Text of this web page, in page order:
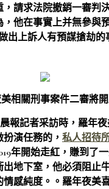
請求法院撤銷一審判
他在事實上并無參與
出上訴人有預謀搶劫
相關刑事案件二審將開
報記者采訪時，羅年
演任務的， 私人招待
年開始走紅，賺到了
出地下室，他必須阻止
情感純度。。羅年夜美